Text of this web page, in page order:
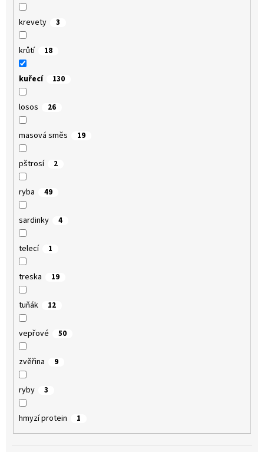
krevety 3
krůtí 18
kuřecí 130
losos 26
masová směs 19
pštrosí 2
ryba 49
sardinky 4
telecí 1
treska 19
tuňák 12
vepřové 50
zvěřina 9
ryby 3
hmyzí protein 1